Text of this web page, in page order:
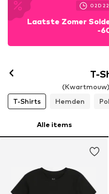
02D 22
Laatste Zomer
-
T-
T-Shirts
Hemden
Alle items